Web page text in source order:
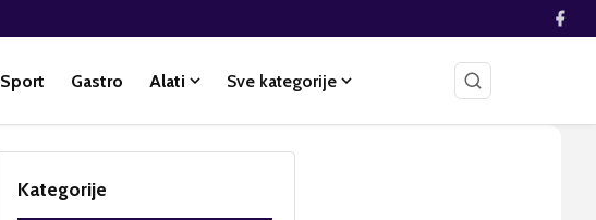
Sport Gastro Alati Sve kategorije
Kategorije